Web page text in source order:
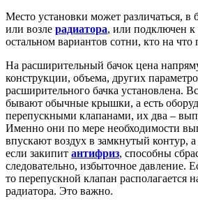
Место установки может различаться, в
или возле радиатора, или подключен к
остальном вариантов сотни, кто на что
На расширительный бачок цена
конструкции, объема, других
расширительного бачка установлена.
бывают обычные крышки, а есть
перепускными клапанами, их два –
Именно они по мере необходимости
впускают воздух в замкнутый контур, а
если закипит антифриз, способны
следовательно, избыточное давление.
то перепускной клапан располагается
радиатора. Это важно.